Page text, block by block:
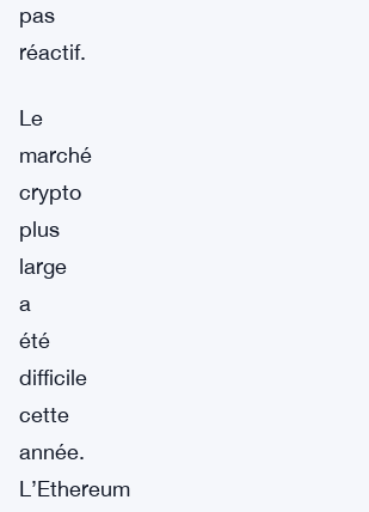
pas
réactif.
Le
marché
crypto
plus
large
a
été
difficile
cette
année.
L’Ethereum